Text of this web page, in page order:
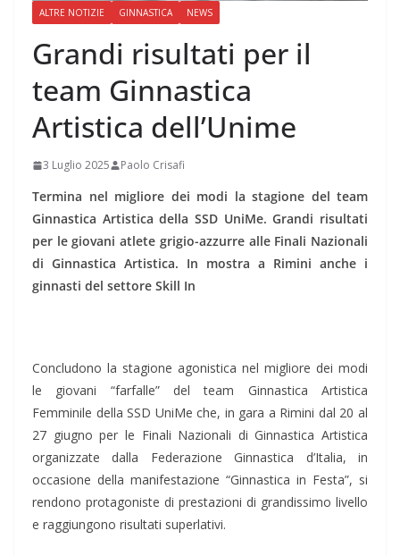
ALTRE NOTIZIE GINNASTICA NEWS
Grandi risultati per il
team Ginnastica
Artistica dell’Unime
3 Luglio 2025 Paolo Crisafi
Termina nel migliore dei modi la stagione del team
Ginnastica Artistica della SSD UniMe. Grandi risultati
per le giovani atlete grigio-azzurre alle Finali Nazionali
di Ginnastica Artistica. In mostra a Rimini anche i
ginnasti del settore Skill In
Concludono la stagione agonistica nel migliore dei modi
le giovani “farfalle” del team Ginnastica Artistica
Femminile della SSD UniMe che, in gara a Rimini dal 20 al
27 giugno per le Finali Nazionali di Ginnastica Artistica
organizzate dalla Federazione Ginnastica d’Italia, in
occasione della manifestazione “Ginnastica in Festa”, si
rendono protagoniste di prestazioni di grandissimo livello
e raggiungono risultati superlativi.